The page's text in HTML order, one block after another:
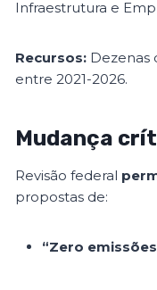
Infraestrutura e
Recursos: Dezenas
entre 2021-2026.
Mudança
Revisão federal
propostas de:
“Zero